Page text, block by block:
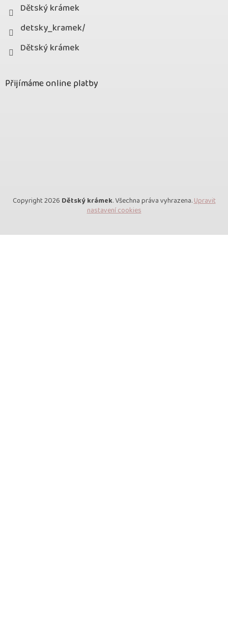
Dětský krámek
detsky_kramek/
Dětský krámek
Přijímáme online platby
Copyright 2026 Dětský krámek. Všechna práva vyhrazena.Upravit
nastavení cookies